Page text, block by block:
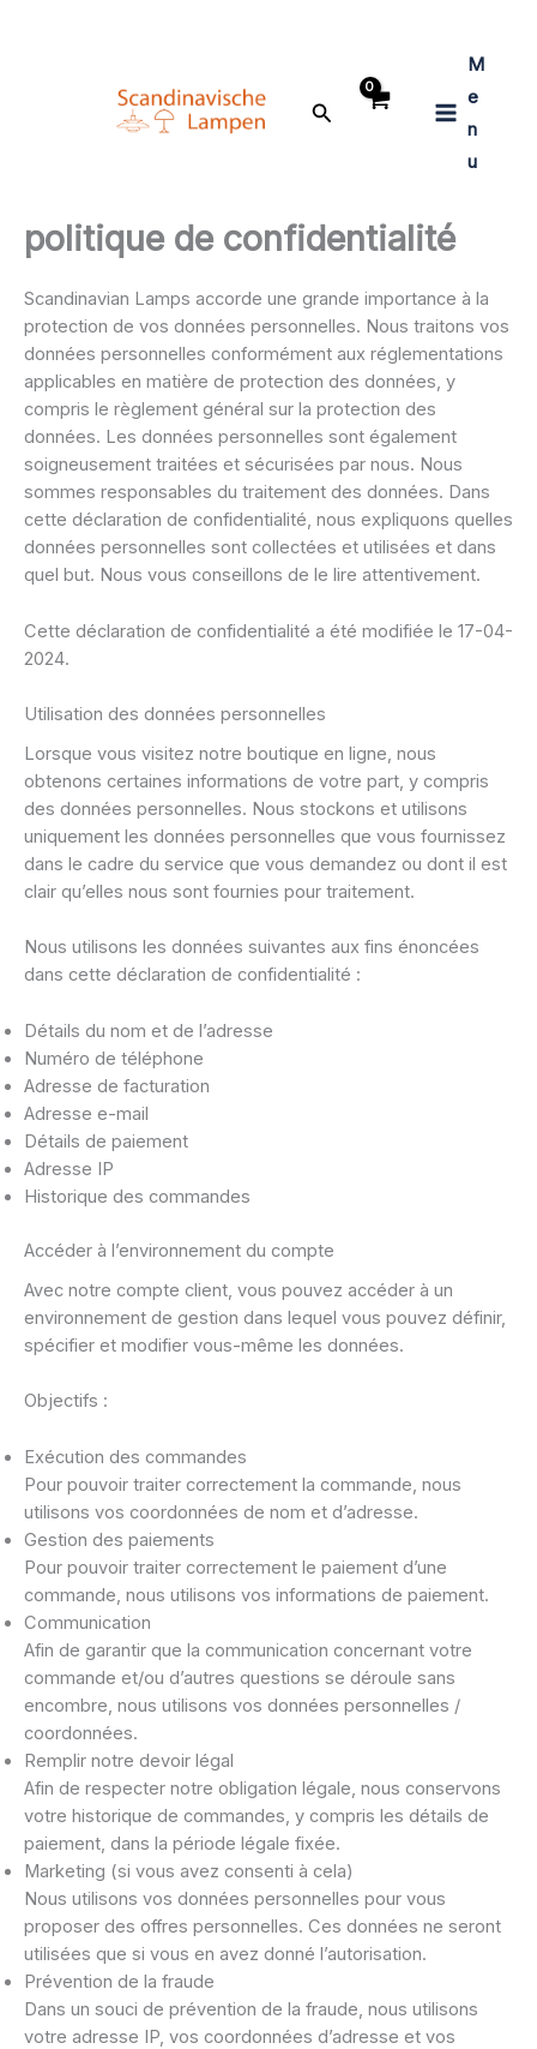
Rechercher
M
e
n
u
politique de confidentialité
Scandinavian Lamps accorde une grande importance à la
protection de vos données personnelles. Nous traitons vos
données personnelles conformément aux réglementations
applicables en matière de protection des données, y
compris le règlement général sur la protection des
données. Les données personnelles sont également
soigneusement traitées et sécurisées par nous. Nous
sommes responsables du traitement des données. Dans
cette déclaration de confidentialité, nous expliquons quelles
données personnelles sont collectées et utilisées et dans
quel but. Nous vous conseillons de le lire attentivement.
Cette déclaration de confidentialité a été modifiée le 17-04-
2024.
Utilisation des données personnelles
Lorsque vous visitez notre boutique en ligne, nous
obtenons certaines informations de votre part, y compris
des données personnelles. Nous stockons et utilisons
uniquement les données personnelles que vous fournissez
dans le cadre du service que vous demandez ou dont il est
clair qu’elles nous sont fournies pour traitement.
Nous utilisons les données suivantes aux fins énoncées
dans cette déclaration de confidentialité :
Détails du nom et de l’adresse
Numéro de téléphone
Adresse de facturation
Adresse e-mail
Détails de paiement
Adresse IP
Historique des commandes
Accéder à l’environnement du compte
Avec notre compte client, vous pouvez accéder à un
environnement de gestion dans lequel vous pouvez définir,
spécifier et modifier vous-même les données.
Objectifs :
Exécution des commandes
Pour pouvoir traiter correctement la commande, nous
utilisons vos coordonnées de nom et d’adresse.
Gestion des paiements
Pour pouvoir traiter correctement le paiement d’une
commande, nous utilisons vos informations de paiement.
Communication
Afin de garantir que la communication concernant votre
commande et/ou d’autres questions se déroule sans
encombre, nous utilisons vos données personnelles /
coordonnées.
Remplir notre devoir légal
Afin de respecter notre obligation légale, nous conservons
votre historique de commandes, y compris les détails de
paiement, dans la période légale fixée.
Marketing (si vous avez consenti à cela)
Nous utilisons vos données personnelles pour vous
proposer des offres personnelles. Ces données ne seront
utilisées que si vous en avez donné l’autorisation.
Prévention de la fraude
Dans un souci de prévention de la fraude, nous utilisons
votre adresse IP, vos coordonnées d’adresse et vos